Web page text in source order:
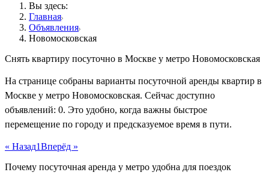
Вы здесь:
Главная
Объявления
Новомосковская
Снять квартиру посуточно в Москве у метро Новомосковская
На странице собраны варианты посуточной аренды квартир в
Москве у метро Новомосковская. Сейчас доступно
объявлений: 0. Это удобно, когда важны быстрое
перемещение по городу и предсказуемое время в пути.
« Назад1Вперёд »
Почему посуточная аренда у метро удобна для поездок